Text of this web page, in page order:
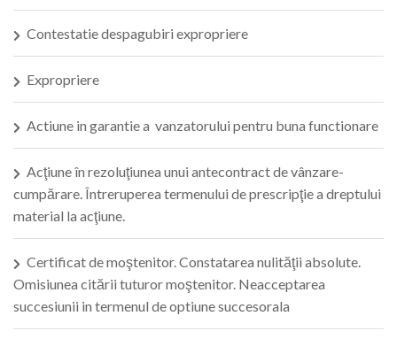
Contestatie despagubiri expropriere
Expropriere
Actiune in garantie a vanzatorului pentru buna functionare
Acţiune în rezoluţiunea unui antecontract de vânzare-
cumpărare. Întreruperea termenului de prescripţie a dreptului
material la acţiune.
Certificat de moştenitor. Constatarea nulităţii absolute.
Omisiunea citării tuturor moştenitor. Neacceptarea
succesiunii in termenul de optiune succesorala